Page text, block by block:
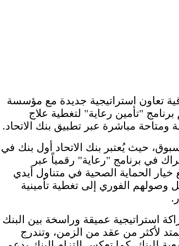
تعاون استراتيجية جديدة مع مؤسسة
"تأمين رعاية" لتغطية علاج
ومتاحة مباشرة عبر تطبيق بنك الاتحاد.
حيث يُعتبر بنك الاتحاد أول بنك في
في برنامج "رعاية" رقمياً عبر
خيار الحماية الصحية في متناول أيدي
وصولهم الفوري إلى تغطية تأمينية
استراتيجية عميقة وراسخة بين البنك
لأكثر من عقد من الزمن، وتندرج